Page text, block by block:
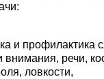
и профилактика
внимания, речи,
ловкости,